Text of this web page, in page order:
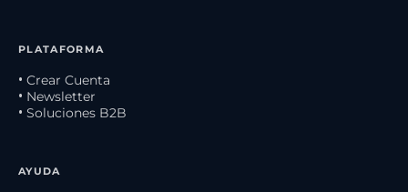
PLATAFORMA
• Crear Cuenta
• Newsletter
• Soluciones B2B
AYUDA